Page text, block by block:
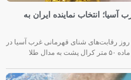
انتخاب نماینده ایران به
رقابت‌های شنای قهرمانی غرب آسیا در